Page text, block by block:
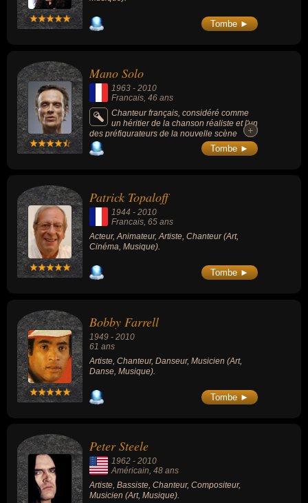
Tombe ►
Mano Solo
1963 - 2010
Francais , 46 ans
Chanteur français, considéré comme
un héritier de la chanson réaliste et l'un
des préfigurateurs de la nouvelle scène
française. Parmi ses chansons célèbre : «
Allo Paris » (1993), « Je suis venu vous voir
+
+
Tombe ►
Patrick Topaloff
1944 - 2010
Francais, 65 ans
Acteur, Animateur, Artiste, Chanteur (Art,
Cinéma, Musique).
Tombe ►
Bobby Farrell
1949 - 2010
61 ans
Artiste, Chanteur, Danseur, Musicien (Art,
Danse, Musique).
Tombe ►
Peter Steele
1962 - 2010
Américain, 48 ans
Artiste, Bassiste, Chanteur, Compositeur,
Musicien (Art, Musique).